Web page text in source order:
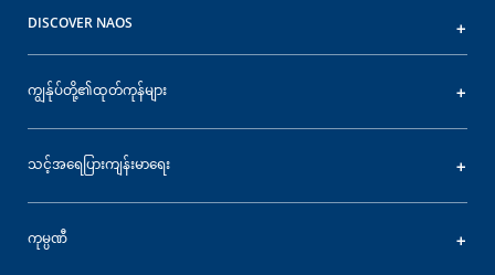
DISCOVER NAOS
ကျွန်ုပ်တို့၏ထုတ်ကုန်များ
သင့်အရေပြားကျန်းမာရေး
ကုမ္ပဏီ